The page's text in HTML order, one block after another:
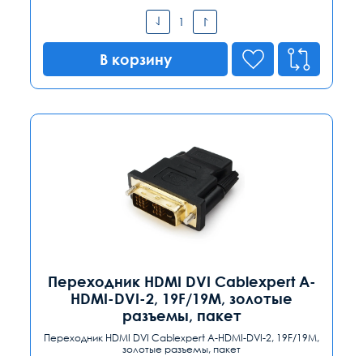
В корзину
Переходник HDMI DVI Cablexpert A-
HDMI-DVI-2, 19F/19M, золотые
разъемы, пакет
Переходник HDMI DVI Cablexpert A-HDMI-DVI-2, 19F/19M,
золотые разъемы, пакет